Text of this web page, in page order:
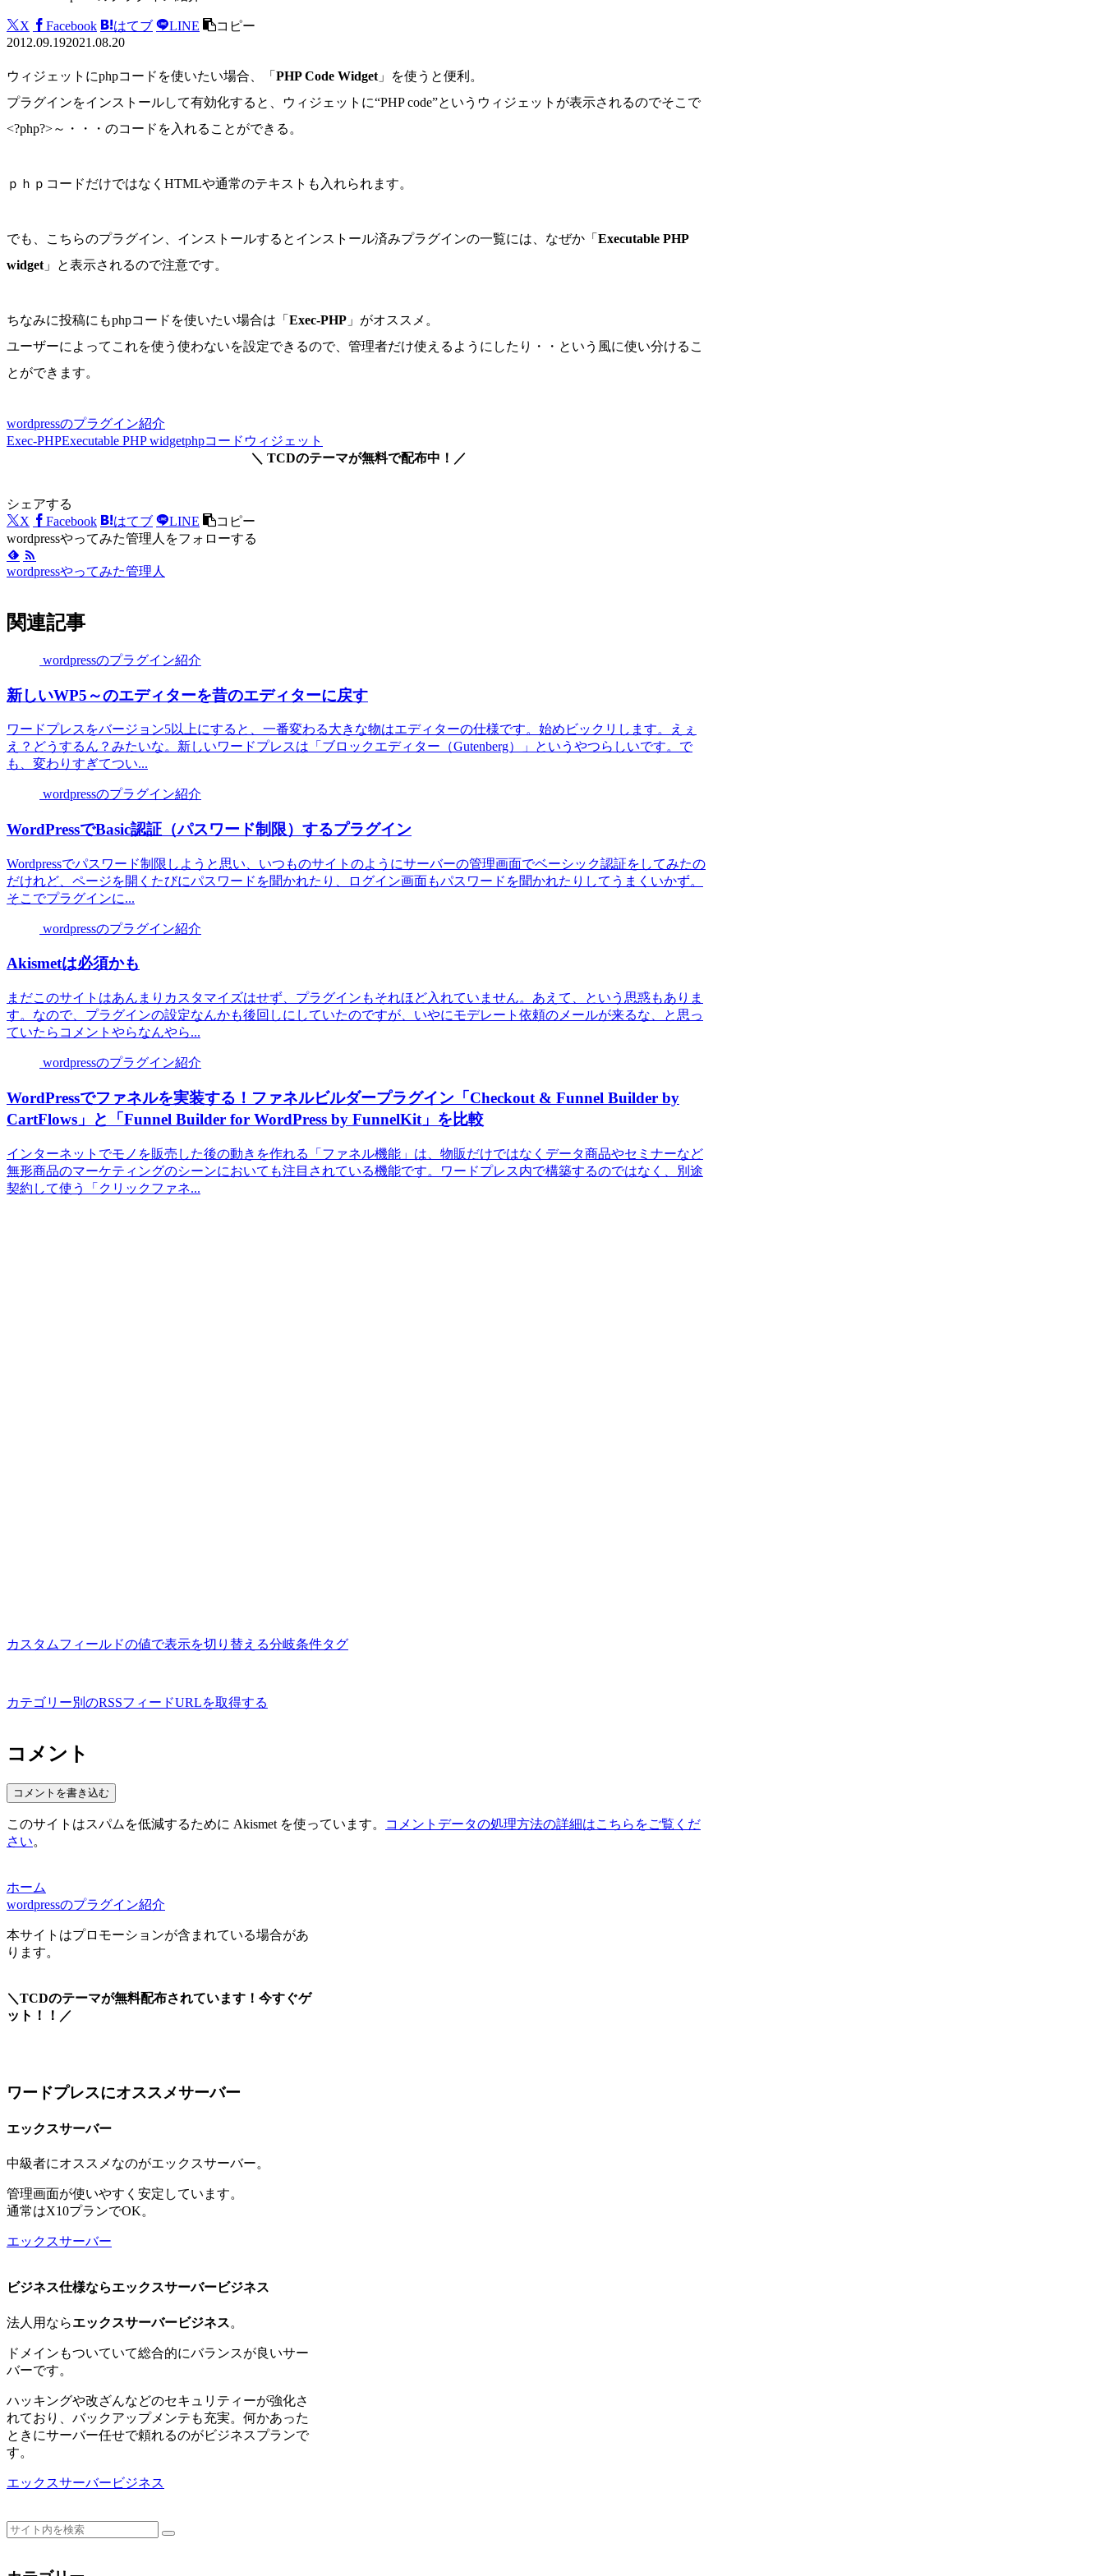
X Facebook はてブ LINE
コピー
2012.09.192021.08.20
ウィジェットにphpコードを使いたい場合、「 PHP Code Widget 」を使うと便利。
プラグインをインストールして有効化すると、ウィジェットに“PHP code”というウィジェットが表示されるのでそこで
<?php?>～・・・のコードを入れることができる。
ｐｈｐコードだけではなくHTMLや通常のテキストも入れられます。
でも、こちらのプラグイン、インストールするとインストール済みプラグインの一覧には、なぜか「 Executable PHP
widget 」と表示されるので注意です。
ちなみに投稿にもphpコードを使いたい場合は「 Exec-PHP 」がオススメ。
ユーザーによってこれを使う使わないを設定できるので、管理者だけ使えるようにしたり・・という風に使い分けるこ
とができます。
wordpressのプラグイン紹介
Exec-PHPExecutable PHP widgetphpコード ウィジェット
＼ TCDのテーマが無料で配布中！／
シェアする
X
Facebook はてブ LINE
コピー
wordpressやってみた管理人をフォローする
wordpressやってみた管理人
関連記事
wordpressのプラグイン紹介
新しいWP5～のエディターを昔のエディターに戻す
ワードプレスをバージョン5以上にすると、一番変わる大きな物はエディターの仕様です。始めビックリします。えぇ
え？どうするん？みたいな。新しいワードプレスは「ブロックエディター（Gutenberg）」というやつらしいです。で
も、変わりすぎてつい...
wordpressのプラグイン紹介
WordPressでBasic認証（パスワード制限）するプラグイン
Wordpressでパスワード制限しようと思い、いつものサイトのようにサーバーの管理画面でベーシック認証をしてみたの
だけれど、ページを開くたびにパスワードを聞かれたり、ログイン画面もパスワードを聞かれたりしてうまくいかず。
そこでプラグインに...
wordpressのプラグイン紹介
Akismetは必須かも
まだこのサイトはあんまりカスタマイズはせず、プラグインもそれほど入れていません。あえて、という思惑もありま
す。なので、プラグインの設定なんかも後回しにしていたのですが、いやにモデレート依頼のメールが来るな、と思っ
ていたらコメントやらなんやら...
wordpressのプラグイン紹介
WordPressでファネルを実装する！ファネルビルダープラグイン「Checkout & Funnel Builder by
CartFlows」と「Funnel Builder for WordPress by FunnelKit」を比較
インターネットでモノを販売した後の動きを作れる「ファネル機能」は、物販だけではなくデータ商品やセミナーなど
無形商品のマーケティングのシーンにおいても注目されている機能です。ワードプレス内で構築するのではなく、別途
契約して使う「クリックファネ...
カスタムフィールドの値で表示を切り替える分岐条件タグ
カテゴリー別のRSSフィードURLを取得する
コメント
コメントを書き込む
このサイトはスパムを低減するために Akismet を使っています。
コメントデータの処理方法の詳細はこちらをご覧くだ
さい。
ホーム
wordpressのプラグイン紹介
本サイトはプロモーションが含まれている場合があ
ります。
＼TCDのテーマが無料配布されています！今すぐゲ
ット！！／
ワードプレスにオススメサーバー
エックスサーバー
中級者にオススメなのがエックスサーバー。
管理画面が使いやすく安定しています。
通常はX10プランでOK。
エックスサーバー
ビジネス仕様ならエックスサーバービジネス
法人用ならエックスサーバービジネス。
ドメインもついていて総合的にバランスが良いサー
バーです。
ハッキングや改ざんなどのセキュリティーが強化さ
れており、バックアップメンテも充実。何かあった
ときにサーバー任せで頼れるのがビジネスプランで
す。
エックスサーバービジネス